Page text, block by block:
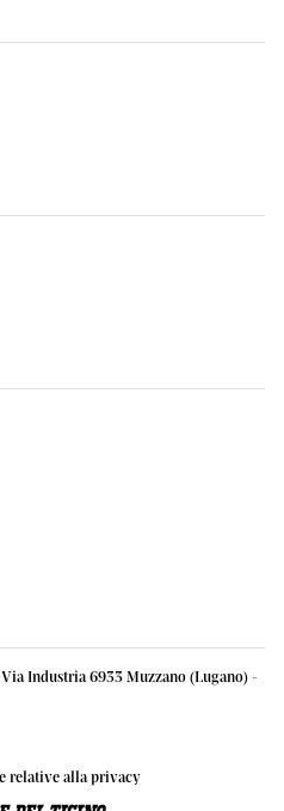
Industria 6933 Muzzano (Lugano) -
relative alla privacy